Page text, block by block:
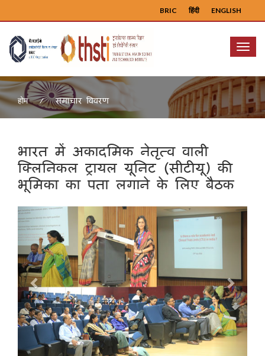
ENGLISH
हिंदी
BRIC
Menu
होम समाचार विवरण
भारत में अकादमिक नेतृत्व वाली
क्लिनिकल ट्रायल यूनिट (सीटीयू) की
भूमिका का पता लगाने के लिए बैठक
Previous Next